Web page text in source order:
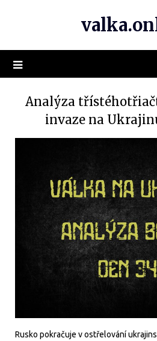
Analýza
invaze na
Rusko pokračuje v ostřelování